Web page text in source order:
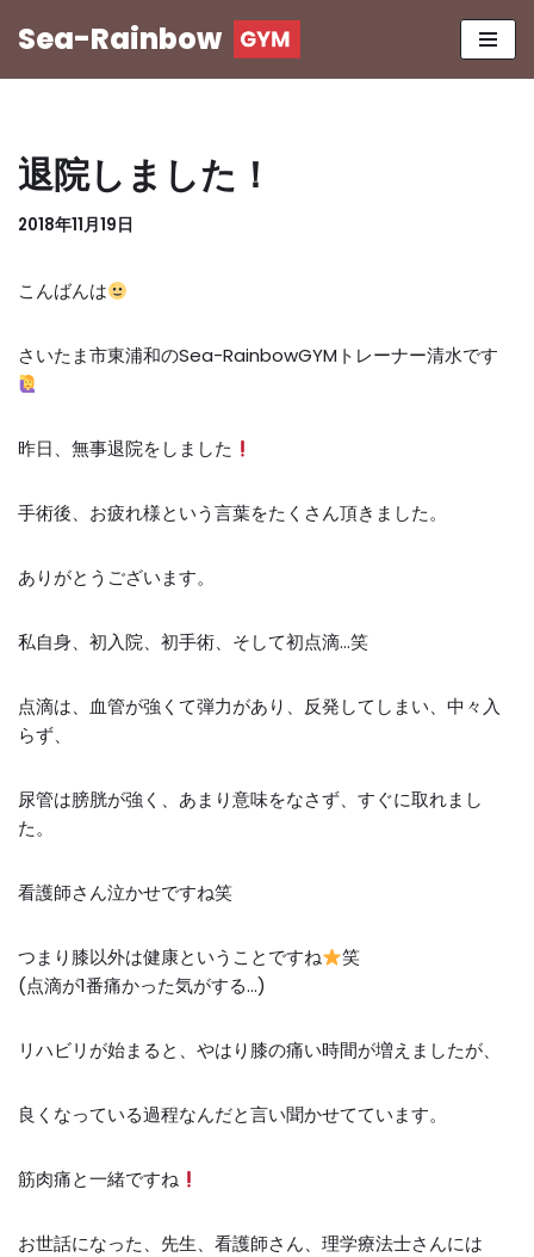
ン
ツ
ス
ッ
Sea-Rainbow
退院しました！
2018年11月19日
こんばんは
さいたま市東浦和のSea-RainbowGYMトレーナー清水です
昨日、無事退院をしました
手術後、お疲れ様という言葉をたくさん頂きました。
ありがとうございます。
私自身、初入院、初手術、そして初点滴…笑
点滴は、血管が強くて弾力があり、反発してしまい、中々入
らず、
尿管は膀胱が強く、あまり意味をなさず、すぐに取れまし
た。
看護師さん泣かせですね笑
つまり膝以外は健康ということですね
笑
(点滴が1番痛かった気がする…)
リハビリが始まると、やはり膝の痛い時間が増えましたが、
良くなっている過程なんだと言い聞かせてています。
筋肉痛と一緒ですね
お世話になった、先生、看護師さん、理学療法士さんには